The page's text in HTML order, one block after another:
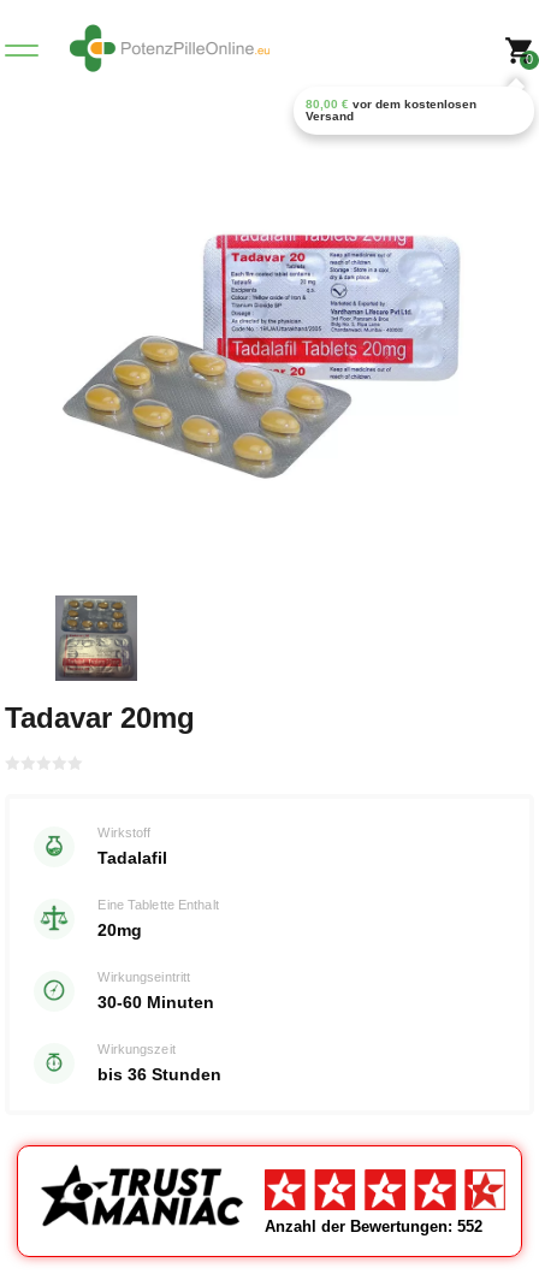
0
80,00 € vor dem kostenlosen
Versand
Tadavar 20mg
Wirkstoff
Tadalafil
Eine Tablette Enthalt
20mg
Wirkungseintritt
30-60 Minuten
Wirkungszeit
bis 36 Stunden
Anzahl der Bewertungen: 552